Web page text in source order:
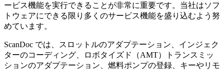
ービス機能を実行できることが非常に重要です。当社はソフ
トウェアにできる限り多くのサービス機能を盛り込むよう努
めています。
ScanDoc では、スロットルのアダプテーション、インジェク
ターのコーディング、ロボタイズド（AMT）トランスミッ
ションのアダプテーション、燃料ポンプの登録、キーやリモ